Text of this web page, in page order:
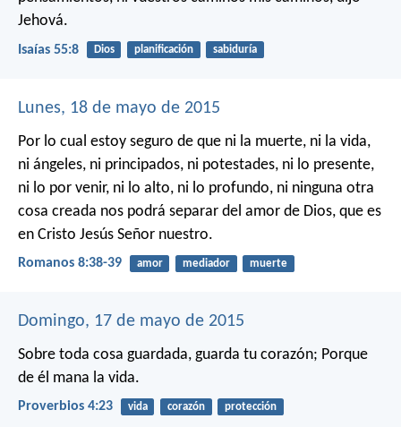
Jehová.
Isaías 55:8 Dios planificación sabiduría
Lunes, 18 de mayo de 2015
Por lo cual estoy seguro de que ni la muerte, ni la vida,
ni ángeles, ni principados, ni potestades, ni lo presente,
ni lo por venir, ni lo alto, ni lo profundo, ni ninguna otra
cosa creada nos podrá separar del amor de Dios, que es
en Cristo Jesús Señor nuestro.
Romanos 8:38-39 amor mediador muerte
Domingo, 17 de mayo de 2015
Sobre toda cosa guardada, guarda tu corazón; Porque
de él mana la vida.
Proverbios 4:23 vida corazón protección